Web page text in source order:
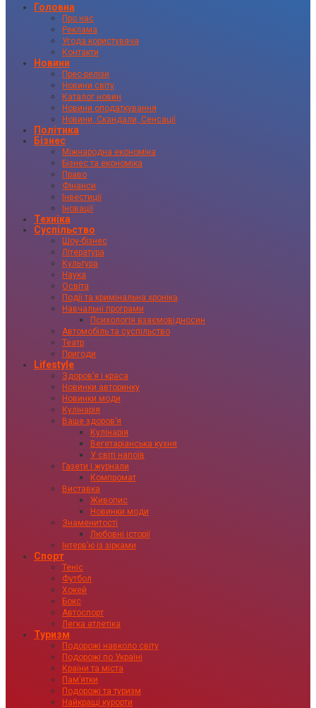
Головна
Про нас
Реклама
Угода користувача
Контакти
Новини
Прес-релізи
Новини світу
Каталог новин
Новини оподаткування
Новини, Скандали, Сенсації
Політика
Бізнес
Міжнародна економіка
Бізнес та економіка
Право
Фінанси
Інвестиції
Іновації
Техніка
Суспільство
Шоу-бізнес
Література
Культура
Наука
Освіта
Події та кримінальна хроніка
Навчальні програми
Психологія взаємовідносин
Автомобіль та суспільство
Театр
Пригоди
Lifestyle
Здоровʼя і краса
Новинки авторинку
Новинки моди
Кулінарія
Ваше здоровʼя
Кулінарія
Вегетаріанська кухня
У світі напоїв
Газети і журнали
Компромат
Виставка
Живопис
Новинки моди
Знаменитості
Любовні історії
Інтервʼю із зірками
Спорт
Теніс
Футбол
Хокей
Бокс
Автоспорт
Легка атлетіка
Туризм
Подорожі навколо світу
Подорожі по Україні
Країни та міста
Пам’ятки
Подорожі та туризм
Найкращі курорти